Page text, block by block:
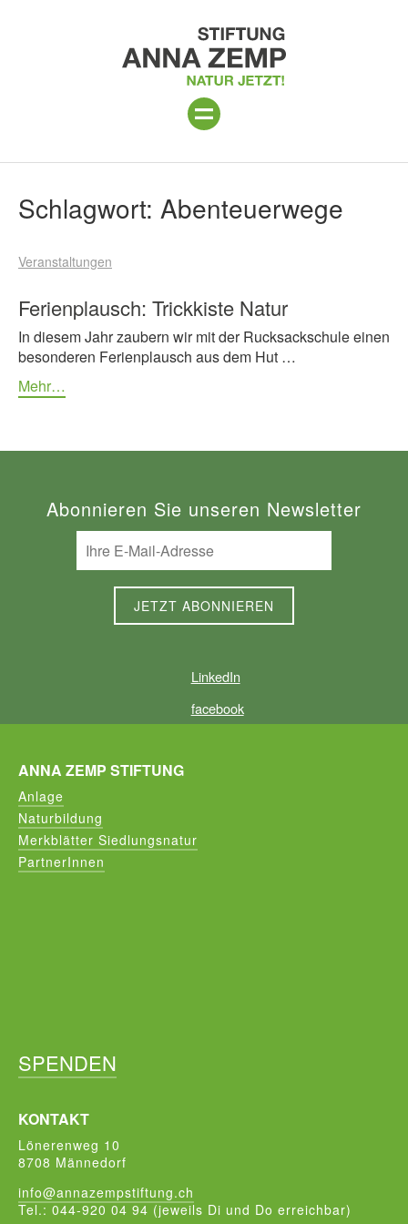
PROGRAMM 2026
PROJEKTE
BESUCH
UNTERSTÜTZEN
ÜBER UNS
Schlagwort: Abenteuerwege
Veranstaltungen
Ferienplausch: Trickkiste Natur
In diesem Jahr zaubern wir mit der Rucksackschule einen
besonderen Ferienplausch aus dem Hut …
Mehr…
Abonnieren Sie unseren Newsletter
LinkedIn
facebook
ANNA ZEMP STIFTUNG
Anlage
Naturbildung
Merkblätter Siedlungsnatur
PartnerInnen
SPENDEN
KONTAKT
Lönerenweg 10
8708 Männedorf
info@annazempstiftung.ch
Tel.: 044-920 04 94 (jeweils Di und Do erreichbar)